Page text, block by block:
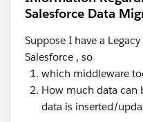
Salesforce Data
Suppose I have a
Salesforce , so
which middleware
How much data can
data is inserted/